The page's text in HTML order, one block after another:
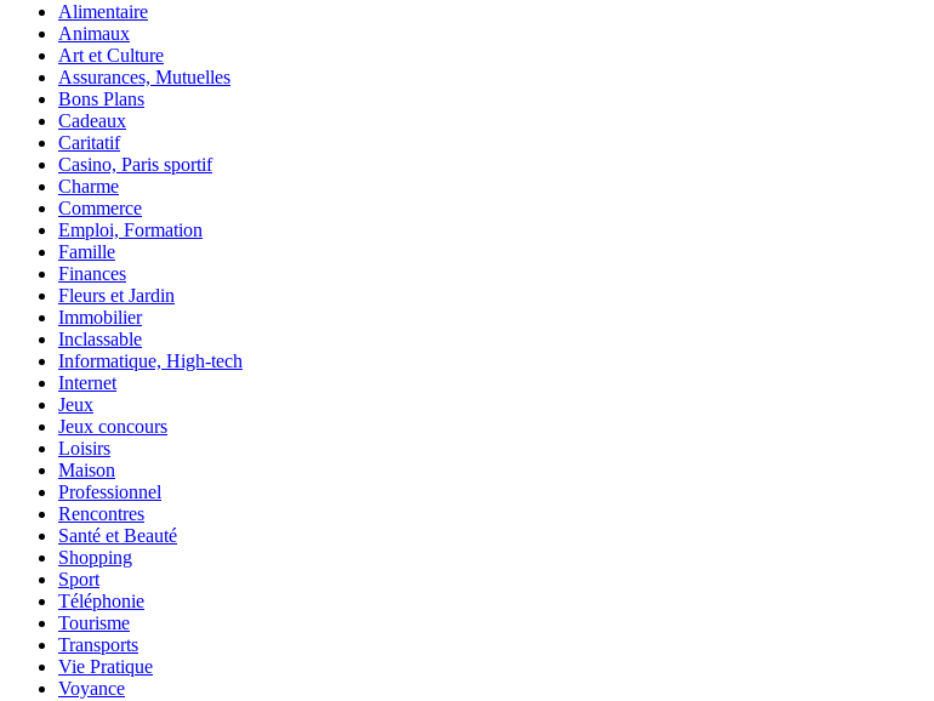
Alimentaire
Animaux
Art et Culture
Assurances, Mutuelles
Bons Plans
Cadeaux
Caritatif
Casino, Paris sportif
Charme
Commerce
Emploi, Formation
Famille
Finances
Fleurs et Jardin
Immobilier
Inclassable
Informatique, High-tech
Internet
Jeux
Jeux concours
Loisirs
Maison
Professionnel
Rencontres
Santé et Beauté
Shopping
Sport
Téléphonie
Tourisme
Transports
Vie Pratique
Voyance